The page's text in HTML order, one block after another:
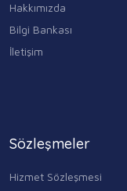
Hakkımızda
Bilgi Bankası
İletişim
Sözleşmeler
Hizmet Sözleşmesi